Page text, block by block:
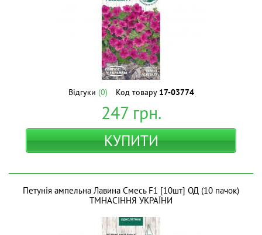
Відгуки (0) Код товару 17-03774
247грн.
КУПИТИ
Петунія ампельна Лавина Смесь F1 [10шт] ОД (10 пачок)
ТМНАСІННЯ УКРАЇНИ